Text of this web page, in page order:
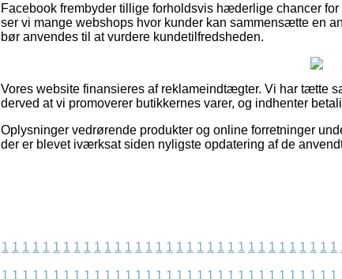
Facebook frembyder tillige forholdsvis hæderlige chancer
ser vi mange webshops hvor kunder kan sammensætte en
bør anvendes til at vurdere kundetilfredsheden.
Vores website finansieres af reklameindtægter. Vi har tætte
derved at vi promoverer butikkernes varer, og indhenter
Oplysninger vedrørende produkter og online forretninger
der er blevet iværksat siden nyligste opdatering af de
1 1 1 1 1 1 1 1 1 1 1 1 1 1 1 1 1 1 1 1 1 1 1 1 1 1 1 1 1 1 1 1 1
1 1 1 1 1 1 1 1 1 1 1 1 1 1 1 1 1 1 1 1 1 1 1 1 1 1 1 1 1 1 1 1 1